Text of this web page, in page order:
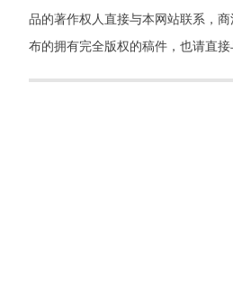
品的著作权人直接与本网站联系，
布的拥有完全版权的稿件，也请直接